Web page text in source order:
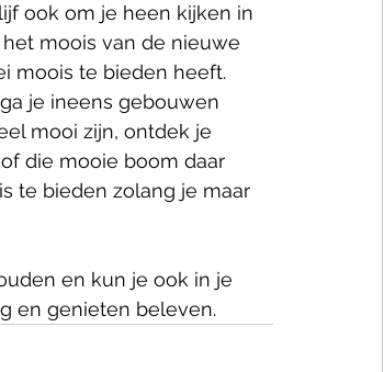
ook om je heen kijken in
moois van de nieuwe
moois te bieden heeft.
je ineens gebouwen
mooi zijn, ontdek je
die mooie boom daar
te bieden zolang je maar
en kun je ook in je
en genieten beleven.